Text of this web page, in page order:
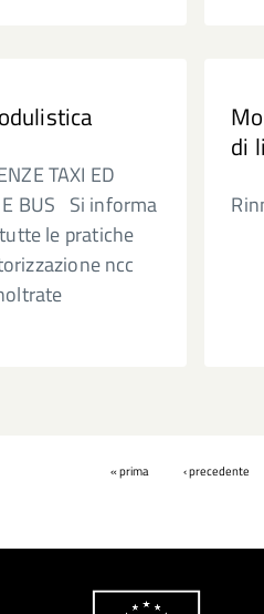
TAXI ED
E BUS Si informa
le pratiche
ncc
di
Pagine
« prima ‹ precedente